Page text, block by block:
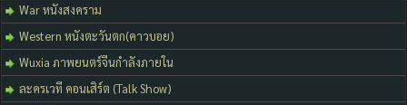
War หนังสงคราม
Western หนังตะวันตก(คาวบอย)
Wuxia ภาพยนตร์จีนกำลังภายใน
ละครเวที คอนเสิร์ต (Talk Show)